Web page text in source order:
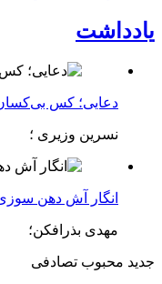
یادداشت
دعایی؛ کس
نسرین وزیری ؛
انگار آش دهن
مهدی بذرافکن؛
جدید محبوب تصادفی